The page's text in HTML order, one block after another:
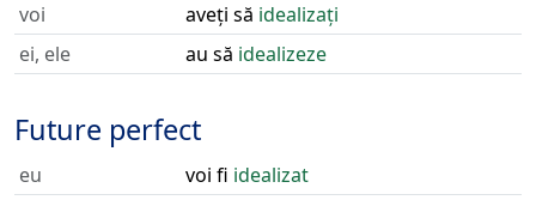
voi
aveți să idealizați
ei, ele
au să idealizeze
Future perfect
eu voi fi idealizat